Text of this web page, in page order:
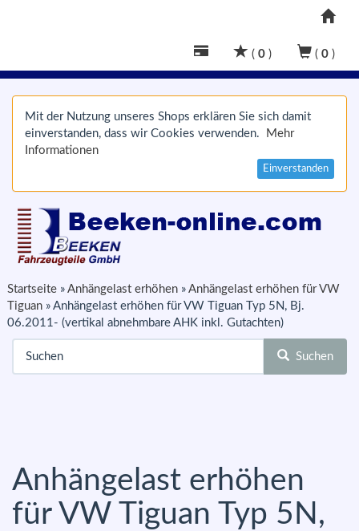
( 0 ) ( 0 )
Mit der Nutzung unseres Shops erklären Sie sich damit
einverstanden, dass wir Cookies verwenden.
Mehr
Informationen
Einverstanden
Startseite » Anhängelast erhöhen » Anhängelast erhöhen für VW
Tiguan » Anhängelast erhöhen für VW Tiguan Typ 5N, Bj.
06.2011- (vertikal abnehmbare AHK inkl. Gutachten)
Suchen
Anhängelast erhöhen
für VW Tiguan Typ 5N,